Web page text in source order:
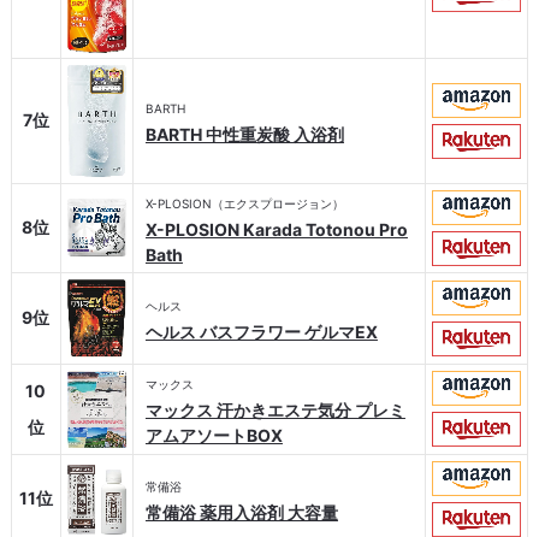
7位
BARTH
BARTH 中性重炭酸 入浴剤
8位
X-PLOSION（エクスプロージョン）
X-PLOSION Karada Totonou Pro
Bath
9位
ヘルス
ヘルス バスフラワー ゲルマEX
10
位
マックス
マックス 汗かきエステ気分 プレミ
アムアソートBOX
11位
常備浴
常備浴 薬用入浴剤 大容量